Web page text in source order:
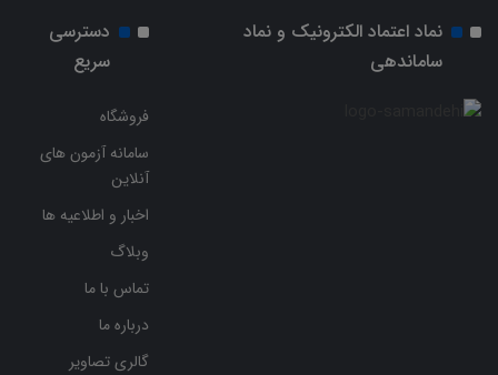
نماد اعتماد الکترونیک و نماد
ساماندهی
دسترسی
سریع
فروشگاه
سامانه آزمون های
آنلاین
اخبار و اطلاعیه ها
وبلاگ
تماس با ما
درباره ما
گالری تصاویر